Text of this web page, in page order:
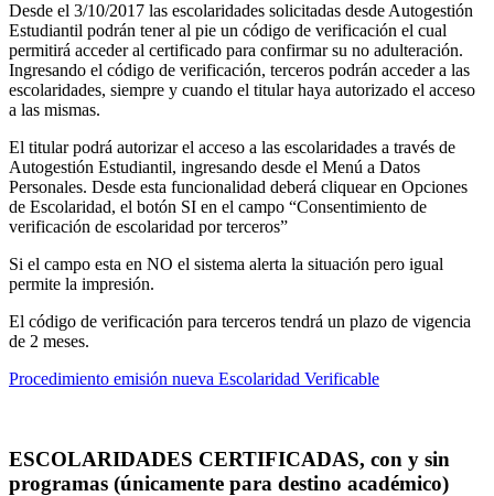
Desde el 3/10/2017 las escolaridades solicitadas desde Autogestión
Estudiantil podrán tener al pie un código de verificación el cual
permitirá acceder al certificado para confirmar su no adulteración.
Ingresando el código de verificación, terceros podrán acceder a las
escolaridades, siempre y cuando el titular haya autorizado el acceso
a las mismas.
El titular podrá autorizar el acceso a las escolaridades a través de
Autogestión Estudiantil, ingresando desde el Menú a Datos
Personales. Desde esta funcionalidad deberá cliquear en Opciones
de Escolaridad, el botón SI en el campo “Consentimiento de
verificación de escolaridad por terceros”
Si el campo esta en NO el sistema alerta la situación pero igual
permite la impresión.
El código de verificación para terceros tendrá un plazo de vigencia
de 2 meses.
Procedimiento emisión nueva Escolaridad Verificable
ESCOLARIDADES CERTIFICADAS, con y sin
programas (únicamente para destino académico)